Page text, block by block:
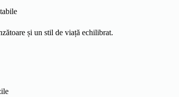
și un stil de viață echilibrat.